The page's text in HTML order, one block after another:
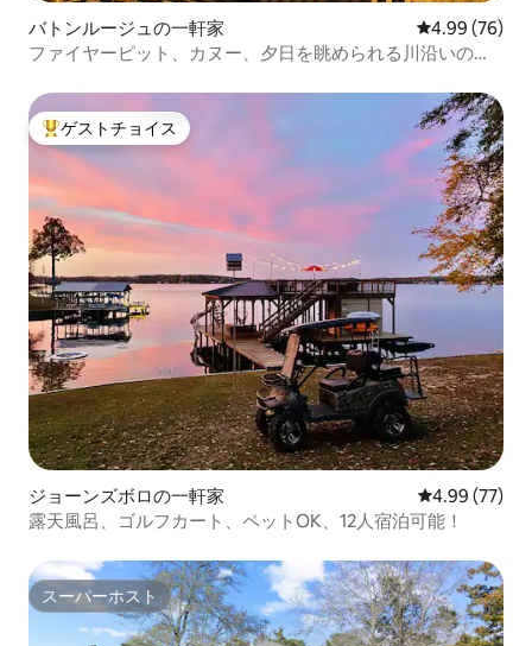
バトンルージュの一軒家 レビュー76
4.99 (76)
ファイヤーピット、カヌー、夕日を眺められる川沿いのオ
大好評のゲストチョイスです。
ゲストチョイス
ジョーンズボロの一軒家 レビュー77
4.99 (77)
露天風呂、ゴルフカート、ペットOK、12人宿泊可能！
スーパーホスト
スーパーホスト